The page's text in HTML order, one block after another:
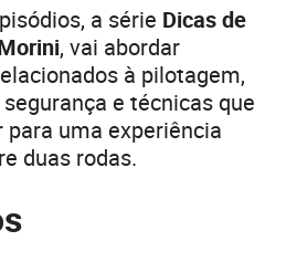
a série Dicas de
, vai abordar
à pilotagem,
e técnicas que
uma experiência
duas rodas.